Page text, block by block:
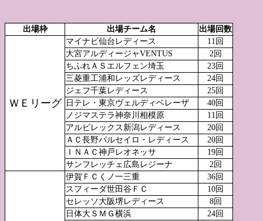
出場枠 出場チーム名 出場回数
ＷＥリーグ
マイナビ仙台レディース
11回
大宮アルディージャVENTUS
2回
ちふれＡＳエルフェン埼玉
23回
三菱重工浦和レッズレディース
24回
ジェフ千葉レディース
25回
日テレ・東京ヴェルディベレーザ
40回
ノジマステラ神奈川相模原
11回
アルビレックス新潟レディース
20回
ＡＣ長野パルセイロ・レディース
20回
ＩＮＡＣ神戸レオネッサ
19回
サンフレッチェ広島レジーナ
2回
伊賀ＦＣくノ一三重
36回
スフィーダ世田谷ＦＣ
10回
セレッソ大阪堺レディース
8回
日体大ＳＭＧ横浜
24回